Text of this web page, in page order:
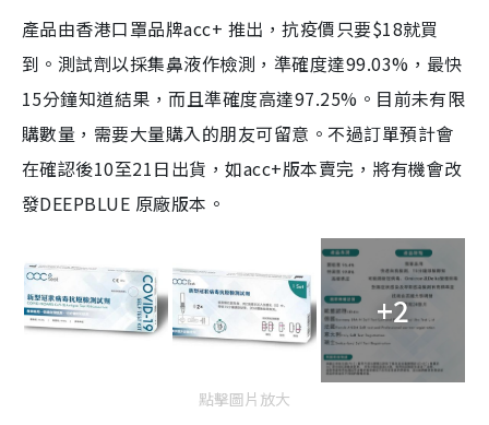
產品由香港口罩品牌acc+ 推出，抗疫價只要$18就買
到。測試劑以採集鼻液作檢測，準確度達99.03%，最快
15分鐘知道結果，而且準確度高達97.25%。目前未有限
購數量，需要大量購入的朋友可留意。不過訂單預計會
在確認後10至21日出貨，如acc+版本賣完，將有機會改
發DEEPBLUE 原廠版本。
+2
點擊圖片放大